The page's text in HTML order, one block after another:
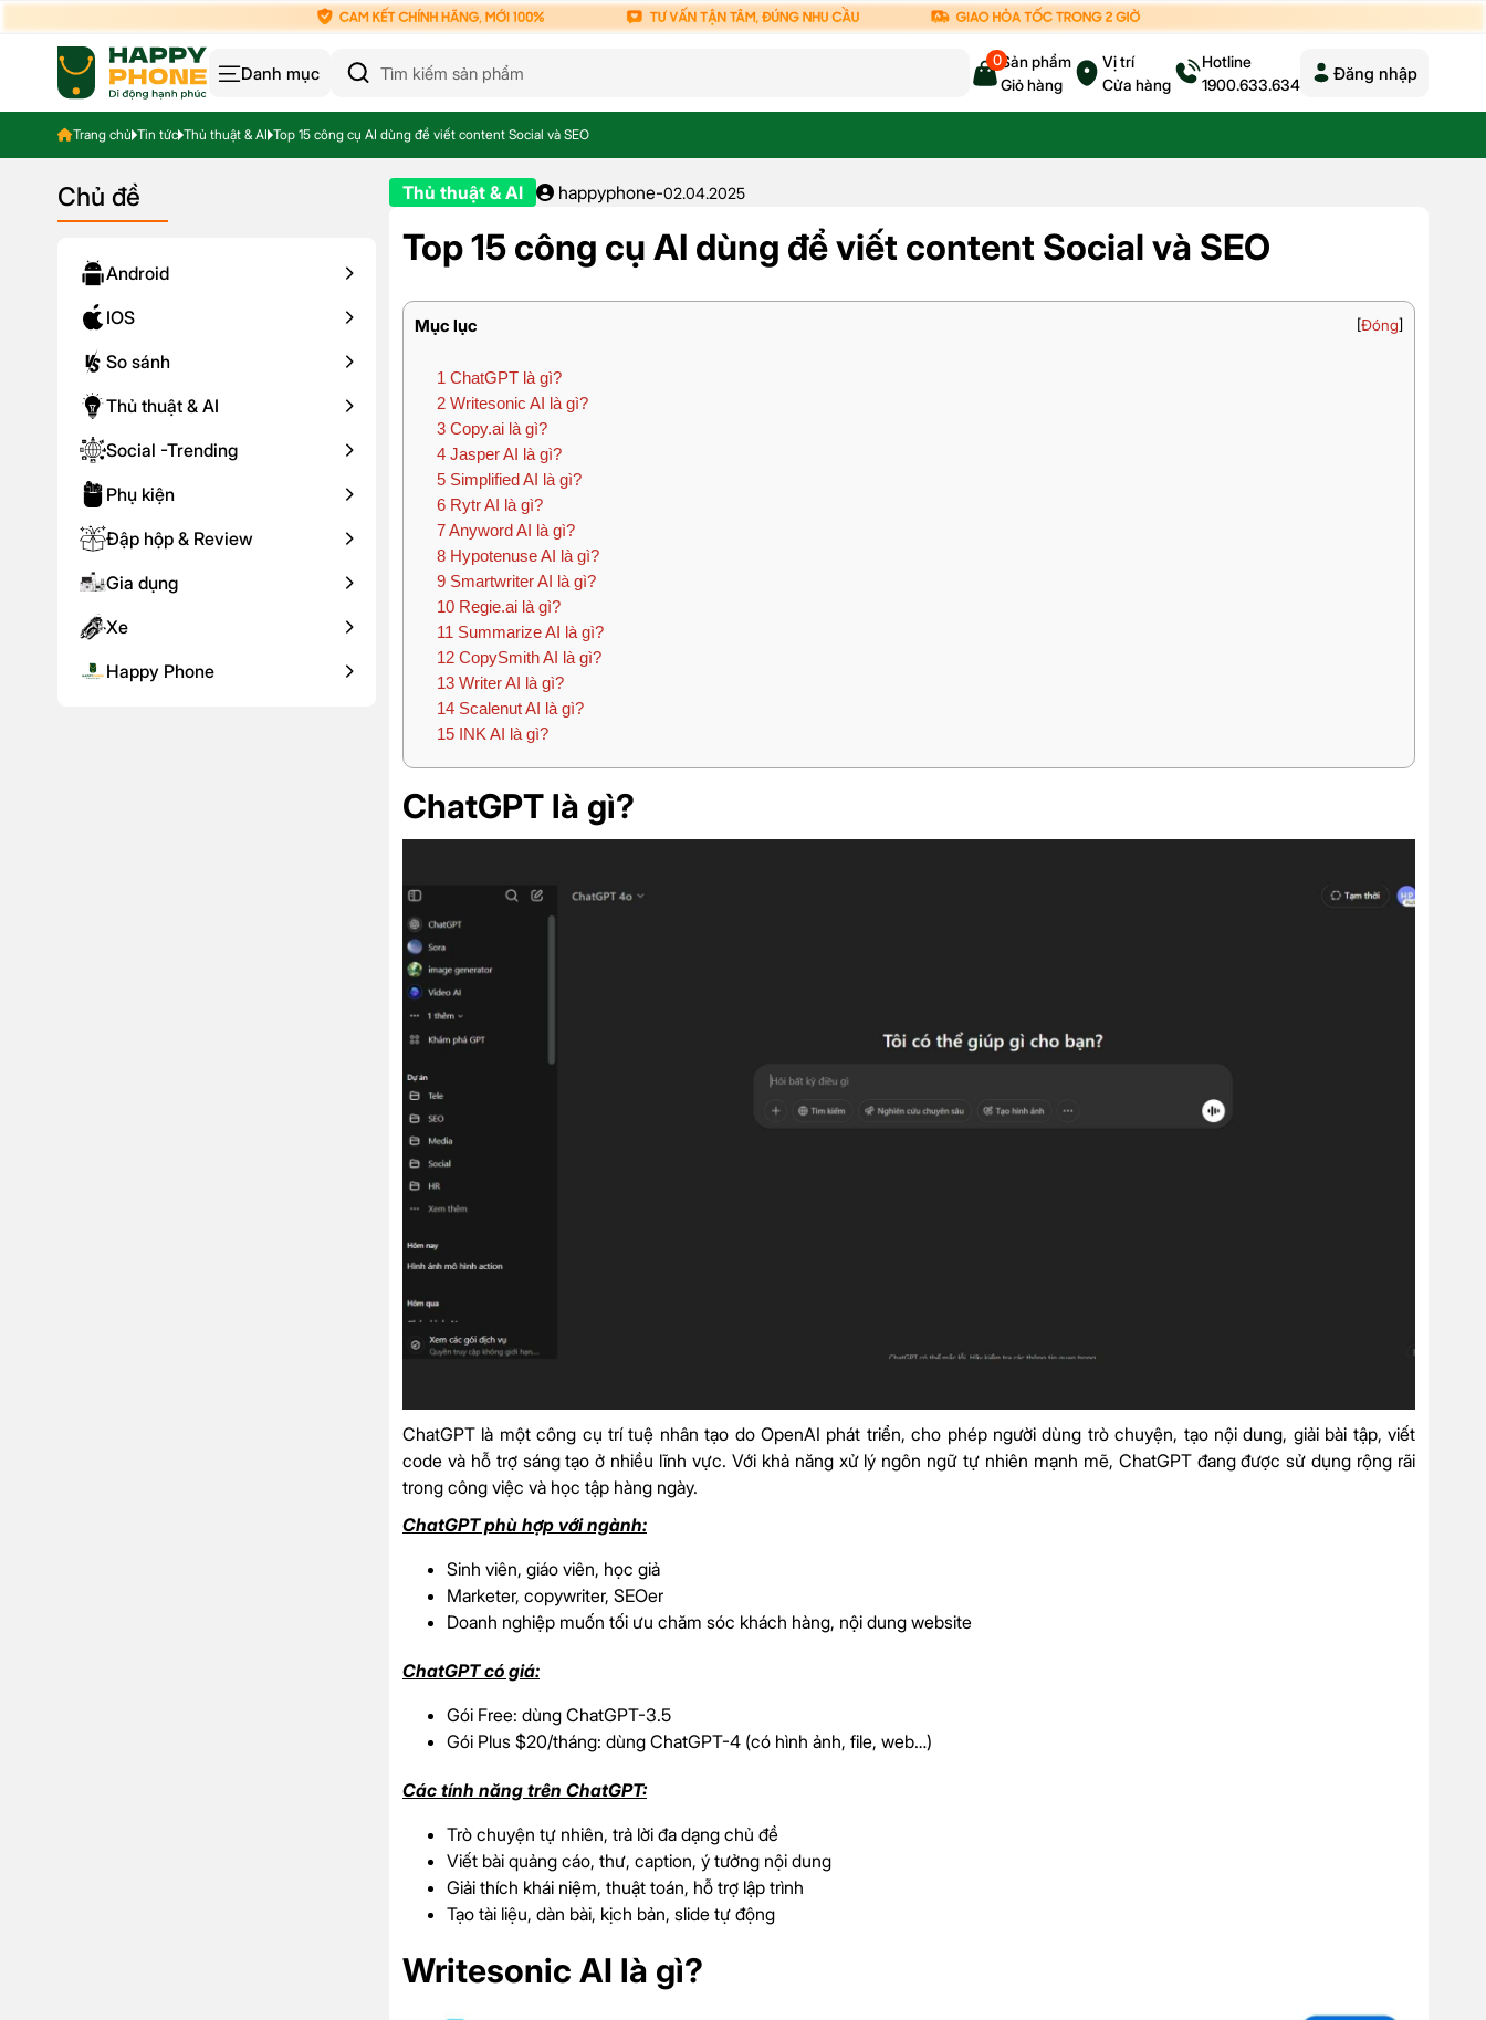
Danh mục
0Sản phẩm
Giỏ hàng
Vị trí
Cửa hàng
Hotline
1900.633.634
Đăng nhập
Trang chủ Tin tức Thủ thuật & AI Top 15 công cụ AI dùng để viết content Social và SEO
Chủ đề
Android
IOS
So sánh
Thủ thuật & AI
Social -Trending
Phụ kiện
Đập hộp & Review
Gia dụng
Xe
Happy Phone
Thủ thuật & AI happyphone-02.04.2025
Top 15 công cụ AI dùng để viết content Social và SEO
Mục lục [Đóng]
1 ChatGPT là gì?
2 Writesonic AI là gì?
3 Copy.ai là gì?
4 Jasper AI là gì?
5 Simplified AI là gì?
6 Rytr AI là gì?
7Anyword AI là gì?
8 Hypotenuse AI là gì?
9 Smartwriter AI là gì?
10 Regie.ai là gì?
11 Summarize AI là gì?
12 CopySmith AI là gì?
13 Writer AI là gì?
14 Scalenut AI là gì?
15 INK AI là gì?
ChatGPT là gì?
ChatGPT là một công cụ trí tuệ nhân tạo do OpenAI phát triển, cho phép người dùng trò chuyện, tạo nội dung, giải bài tập, viết
code và hỗ trợ sáng tạo ở nhiều lĩnh vực. Với khả năng xử lý ngôn ngữ tự nhiên mạnh mẽ, ChatGPT đang được sử dụng rộng rãi
trong công việc và học tập hàng ngày.
ChatGPT phù hợp với ngành:
Sinh viên, giáo viên, học giả
Marketer, copywriter, SEOer
Doanh nghiệp muốn tối ưu chăm sóc khách hàng, nội dung website
ChatGPT có giá:
Gói Free: dùng ChatGPT-3.5
Gói Plus $20/tháng: dùng ChatGPT-4 (có hình ảnh, file, web…)
Các tính năng trên ChatGPT:
Trò chuyện tự nhiên, trả lời đa dạng chủ đề
Viết bài quảng cáo, thư, caption, ý tưởng nội dung
Giải thích khái niệm, thuật toán, hỗ trợ lập trình
Tạo tài liệu, dàn bài, kịch bản, slide tự động
Writesonic AI là gì?